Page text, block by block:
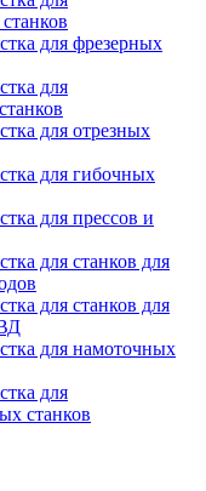
для фрезерных
для
для отрезных
для гибочных
для прессов и
для станков для
для станков для
для намоточных
для
станков